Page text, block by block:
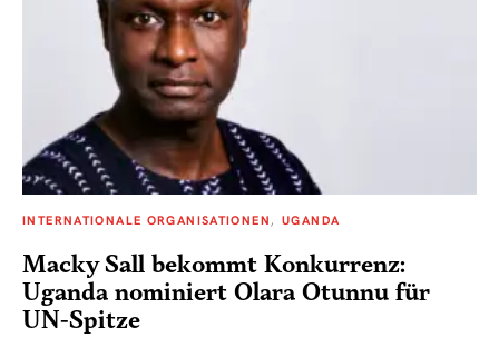
INTERNATIONALE ORGANISATIONEN UGANDA
Macky Sall bekommt Konkurrenz:
Uganda nominiert Olara Otunnu für
UN-Spitze